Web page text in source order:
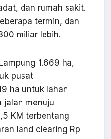
dan rumah sakit.
termin, dan
miliar lebih.
1.669 ha,
pusat
ha untuk lahan
jalan menuju
KM terbentang
land clearing Rp